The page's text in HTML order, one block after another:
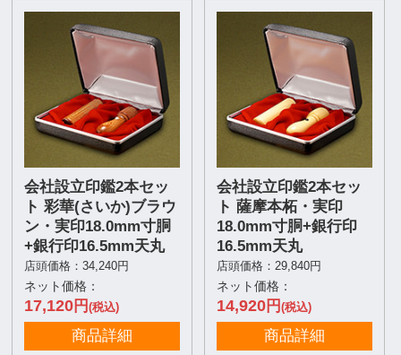
会社設立印鑑2本セッ
ト 彩華(さいか)ブラウ
ン・実印18.0mm寸胴
+銀行印16.5mm天丸
店頭価格：34,240円
ネット価格：
17,120円(税込)
商品詳細
会社設立印鑑2本セッ
ト 薩摩本柘・実印
18.0mm寸胴+銀行印
16.5mm天丸
店頭価格：29,840円
ネット価格：
14,920円 (税込)
商品詳細